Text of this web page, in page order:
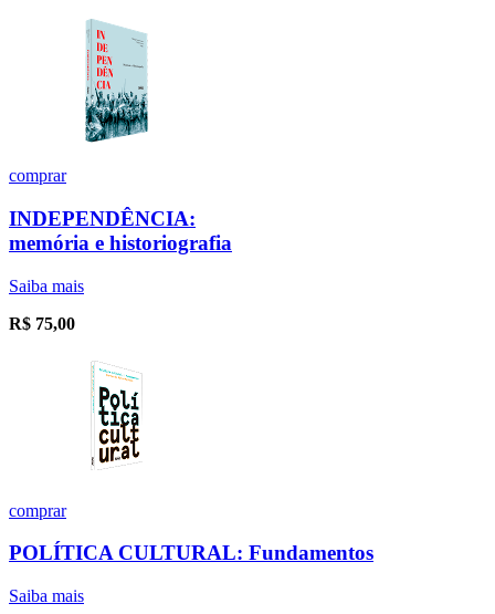
comprar
INDEPENDÊNCIA:
memória e historiografia
Saiba mais
R$ 75,00
comprar
POLÍTICA CULTURAL: Fundamentos
Saiba mais